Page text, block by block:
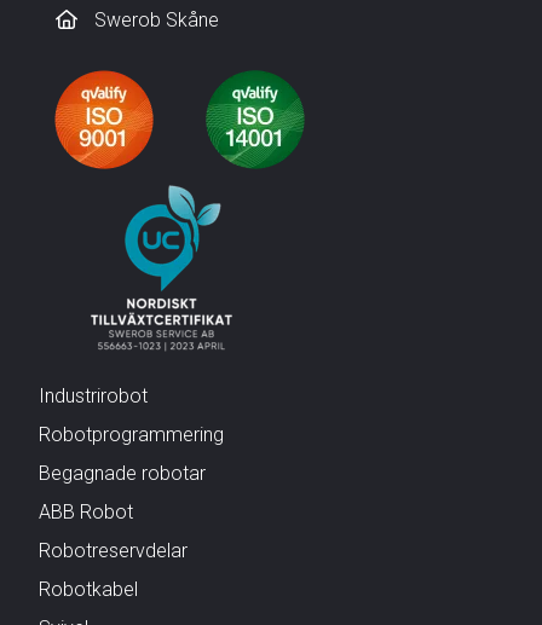
Swerob Skåne
Industrirobot
Robotprogrammering
Begagnade robotar
ABB Robot
Robotreservdelar
Robotkabel